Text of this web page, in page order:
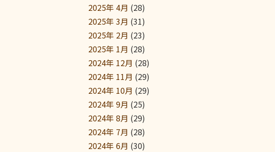
2025年 4月 (28)
2025年 3月 (31)
2025年 2月 (23)
2025年 1月 (28)
2024年 12月 (28)
2024年 11月 (29)
2024年 10月 (29)
2024年 9月 (25)
2024年 8月 (29)
2024年 7月 (28)
2024年 6月 (30)